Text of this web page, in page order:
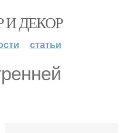
И ДЕКОР
статьи